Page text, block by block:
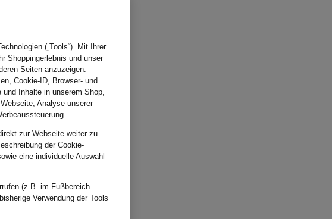
(„Tools“). Mit Ihrer
Shoppingerlebnis und unser
Seiten anzuzeigen.
Cookie-ID, Browser- und
Inhalte in unserem Shop,
Analyse unserer
zur Webseite weiter zu
der Cookie-
eine individuelle Auswahl
(z.B. im Fußbereich
Verwendung der Tools